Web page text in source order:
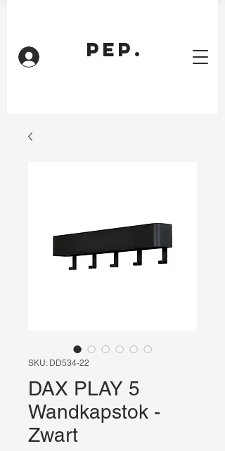
PEP.
SKU: DD534-22
DAX PLAY 5
Wandkapstok -
Zwart